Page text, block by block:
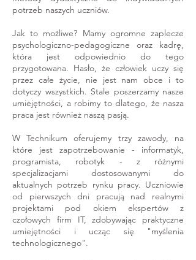
potrzeb naszych uczniów.
Jak to możliwe? Mamy ogromne zaplecze
psychologiczno-pedagogiczne oraz kadrę,
która jest odpowiednio do tego
przygotowana. Hasło, że człowiek uczy się
przez całe życie, nie jest nam obce i to
dotyczy wszystkich. Stale poszerzamy nasze
umiejętności, a robimy to dlatego, że nasza
praca jest również naszą pasją.
W Technikum oferujemy trzy zawody, na
które jest zapotrzebowanie - informatyk,
programista, robotyk - z różnymi
specjalizacjami dostosowanymi do
aktualnych potrzeb rynku pracy. Uczniowie
od pierwszych dni pracują nad realnymi
projektami pod okiem ekspertów z
czołowych firm IT, zdobywając praktyczne
umiejętności i ucząc się "myślenia
technologicznego".